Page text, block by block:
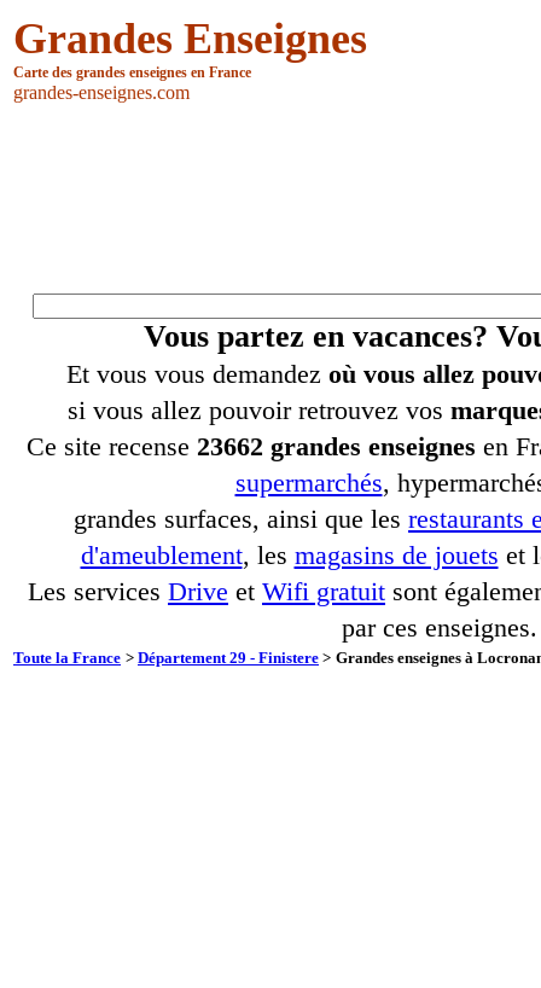
Grandes Enseignes
Carte des grandes enseignes en France
grandes-enseignes.com
Vous partez en vacances?
Et vous vous demandez où vous allez
si vous allez pouvoir retrouvez vos
Ce site recense 23662 grandes enseignes en
supermarchés,
grandes surfaces, ainsi que les restaurants
d'ameublement, les magasins de jouets et
Les services Drive et Wifi gratuit sont
par ces enseignes.
Toute la France > Département 29 - Finistere > Grandes enseignes à